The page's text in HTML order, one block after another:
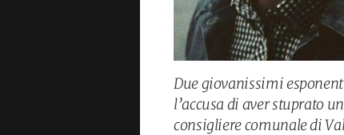
Due giovanissimi
l’accusa di aver stuprato
consigliere comunale di